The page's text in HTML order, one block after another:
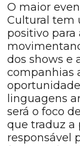
O maior
Cultural tem
positivo para
dos shows e
companhias
linguagens
será o foco
que traduz a
responsável